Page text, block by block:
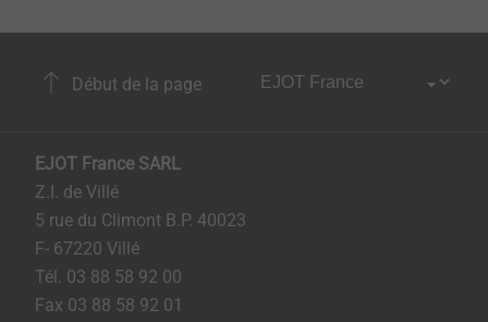
Début de la page
EJOT France SARL
Z.I. de Villé
5 rue du Climont B.P. 40023
F- 67220 Villé
Tél. 03 88 58 92 00
Fax 03 88 58 92 01